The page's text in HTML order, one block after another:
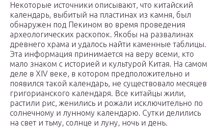
Некоторые источники описывают, что китайский
календарь, выбитый на пластинах из камня, был
обнаружен под Пекином во время проведения
археологических раскопок. Якобы на развалинах
древнего храма и удалось найти каменные таблицы.
Эта информация принимается на веру всеми, кто
мало знаком с историей и культурой Китая. На самом
деле в XIV веке, в котором предположительно и
появился такой календарь, не существовало месяцев
григорианского календаря. Все китайцы жили,
растили рис, женились и рожали исключительно по
солнечному и лунному календарю. Сутки делились
на свет и тьму, солнце и луну, ночь и день.